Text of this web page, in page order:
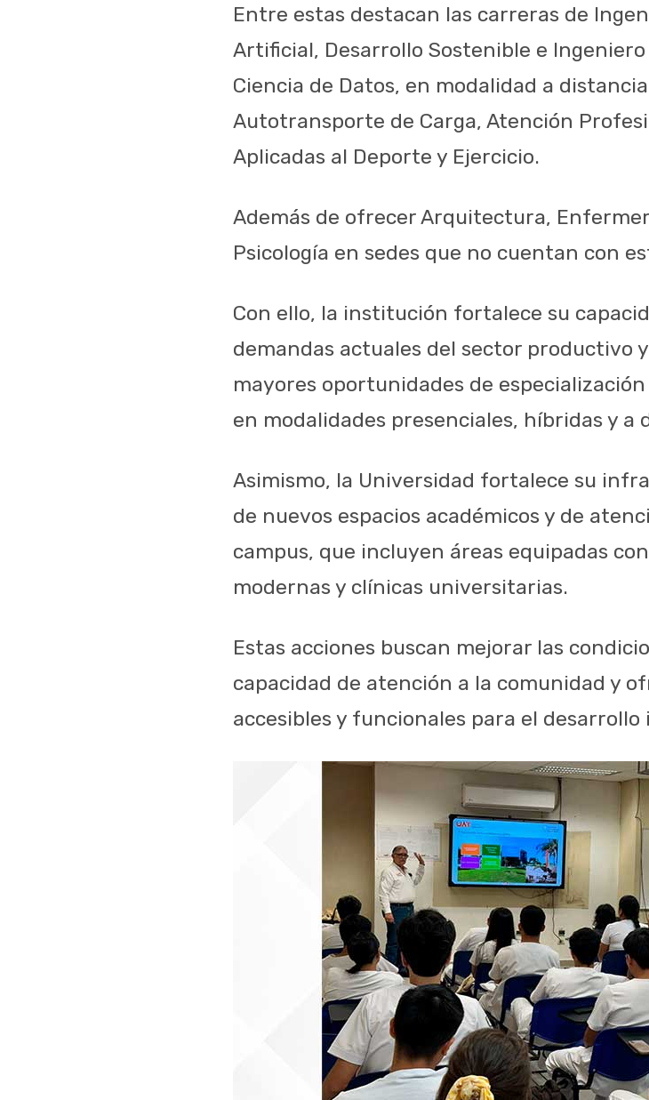
Entre estas destacan las carreras de
Artificial, Desarrollo Sostenible e
Ciencia de Datos, en modalidad a
Autotransporte de Carga, Atención
Aplicadas al Deporte y Ejercicio.
Además de ofrecer Arquitectura,
Psicología en sedes que no cuentan con
Con ello, la institución fortalece su
demandas actuales del sector productivo
mayores oportunidades de
en modalidades presenciales, híbridas y a
Asimismo, la Universidad fortalece su
de nuevos espacios académicos y de
campus, que incluyen áreas equipadas
modernas y clínicas universitarias.
Estas acciones buscan mejorar las
capacidad de atención a la comunidad y
accesibles y funcionales para el